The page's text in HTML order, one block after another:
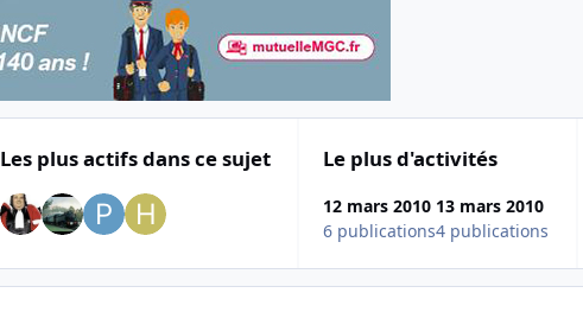
Les plus actifs dans ce sujet Le plus d'activités
12 mars 2010
6 publications
13 mars 2010
4 publications